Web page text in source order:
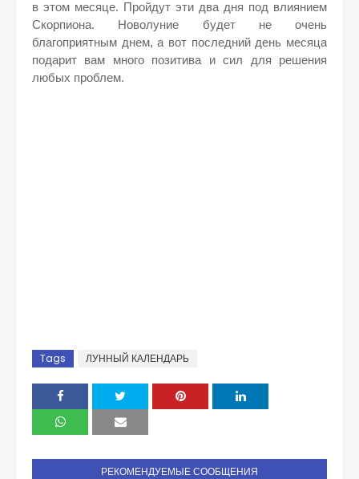
в этом месяце. Пройдут эти два дня под влиянием
Скорпиона. Новолуние будет не очень
благоприятным днем, а вот последний день месяца
подарит вам много позитива и сил для решения
любых проблем.
Tags ЛУННЫЙ КАЛЕНДАРЬ
РЕКОМЕНДУЕМЫЕ СООБЩЕНИЯ